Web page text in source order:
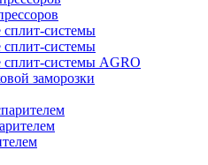
системы
системы
системы AGRO
заморозки